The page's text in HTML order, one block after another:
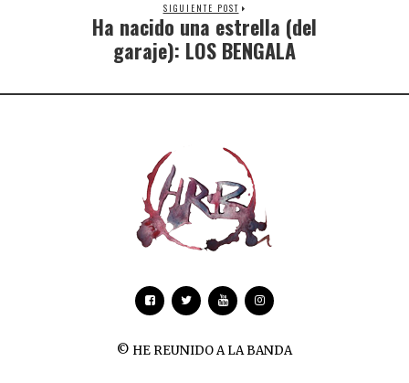
SIGUIENTE POST
Ha nacido una estrella (del
garaje): LOS BENGALA
© HE REUNIDO A LA BANDA